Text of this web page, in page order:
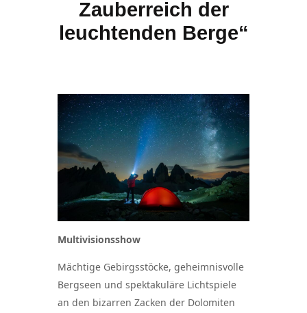
Zauberreich der
leuchtenden Berge“
Die Kammerspiele
Mitgliedschaft
Impressum
Datenschutzerklärung
Multivisionsshow
Mächtige Gebirgsstöcke, geheimnisvolle
Bergseen und spektakuläre Lichtspiele
an den bizarren Zacken der Dolomiten